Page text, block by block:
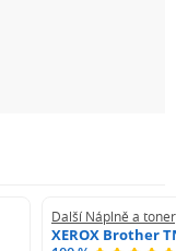
Další Náplně a
XEROX Brother